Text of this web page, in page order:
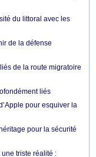
du littoral avec les
de la défense
de la route migratoire
liés
pour esquiver la
pour la sécurité
triste réalité :